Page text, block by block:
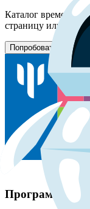
Каталог временно
страницу или
Попробовать снова
Программы